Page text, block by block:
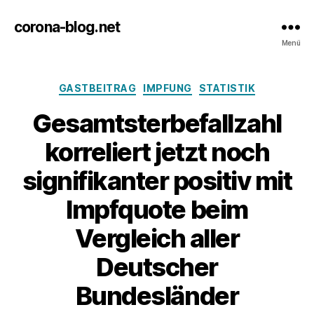
corona-blog.net
Menü
Kategorien
GASTBEITRAG IMPFUNG STATISTIK
Gesamtsterbefallzahl
korreliert jetzt noch
signifikanter positiv mit
Impfquote beim
Vergleich aller
Deutscher
Bundesländer